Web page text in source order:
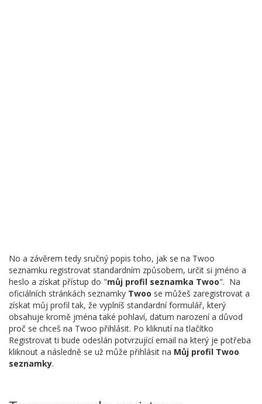
No a závěrem tedy sručný popis toho, jak se na Twoo
seznamku registrovat standardním způsobem, určit si jméno a
heslo a získat přístup do "můj profil seznamka Twoo". Na
oficiálních stránkách seznamky Twoo se můžeš zaregistrovat a
získat můj profil tak, že vyplníš standardní formulář, který
obsahuje kromě jména také pohlaví, datum narození a důvod
proč se chceš na Twoo přihlásit. Po kliknutí na tlačítko
Registrovat ti bude odeslán potvrzující email na který je potřeba
kliknout a následně se už může přihlásit na Můj profil Twoo
seznamky.